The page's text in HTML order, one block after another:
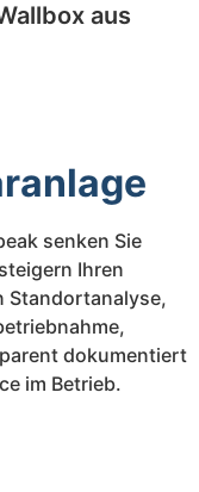
aus
senken Sie
Ihren
Standortanalyse,
dokumentiert
im Betrieb.